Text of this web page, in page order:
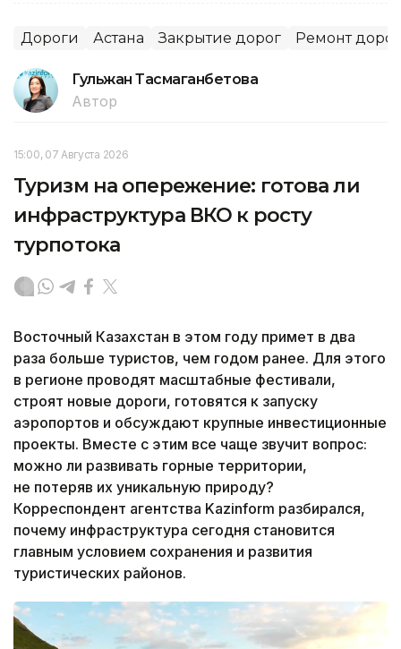
Дороги Астана Закрытие дорог Ремонт дорог
Гульжан Тасмаганбетова
Автор
15:00, 07 Августа 2026
Туризм на опережение: готова ли
инфраструктура ВКО к росту
турпотока
Восточный Казахстан в этом году примет в два
раза больше туристов, чем годом ранее. Для этого
в регионе проводят масштабные фестивали,
строят новые дороги, готовятся к запуску
аэропортов и обсуждают крупные инвестиционные
проекты. Вместе с этим все чаще звучит вопрос:
можно ли развивать горные территории,
не потеряв их уникальную природу?
Корреспондент агентства Kazinform разбирался,
почему инфраструктура сегодня становится
главным условием сохранения и развития
туристических районов.